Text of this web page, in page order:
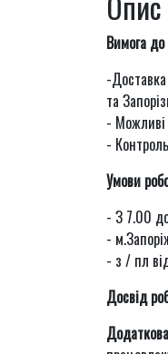
Вимога до
-
та
-
-
Умови
- З 7.00
-
- з / пл
Досвід